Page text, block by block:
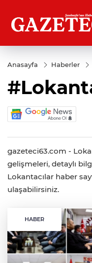
Anasayfa Haberler
gazeteci63.com -
gelişmeleri, detaylı
Lokantacılar haber
ulaşabilirsiniz.
HABER